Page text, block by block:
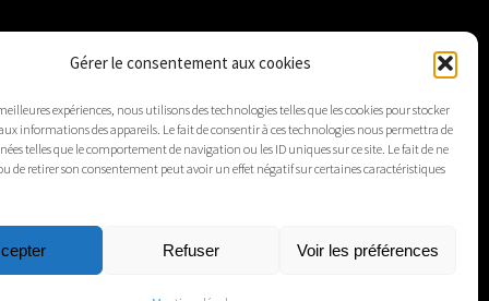
Gérer le consentement aux cookies
expériences, nous utilisons des technologies telles que les cookies pour stocker
informations des appareils. Le fait de consentir à ces technologies nous permettra de
telles que le comportement de navigation ou les ID uniques sur ce site. Le fait de ne
de retirer son consentement peut avoir un effet négatif sur certaines caractéristiques
Refuser Voir les préférences